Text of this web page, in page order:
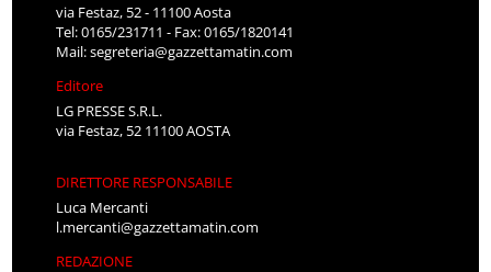
via Festaz, 52 - 11100 Aosta
Tel: 0165/231711 - Fax: 0165/1820141
Mail:segreteria@gazzettamatin.com
Editore
LG PRESSE S.R.L.
via Festaz, 52 11100 AOSTA
DIRETTORE RESPONSABILE
Luca Mercanti
l.mercanti@gazzettamatin.com
REDAZIONE